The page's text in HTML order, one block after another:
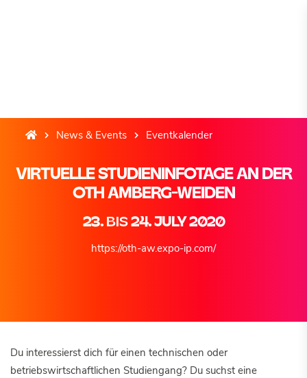
News & Events Eventkalender
VIRTUELLE STUDIENINFOTAGE AN DER
OTH AMBERG-WEIDEN
23.BIS 24. JULY 2020
https://oth-aw.expo-ip.com/
Du interessierst dich für einen technischen oder
betriebswirtschaftlichen Studiengang? Du suchst eine